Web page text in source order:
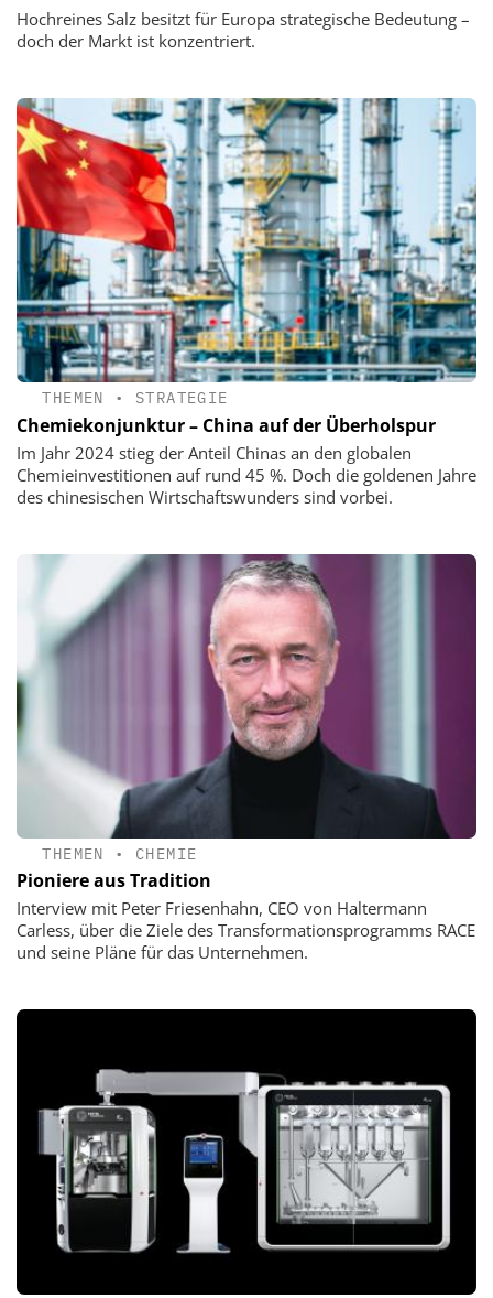
Hochreines Salz besitzt für Europa strategische Bedeutung –
doch der Markt ist konzentriert.
THEMEN • STRATEGIE
Chemiekonjunktur – China auf der Überholspur
Im Jahr 2024 stieg der Anteil Chinas an den globalen
Chemieinvestitionen auf rund 45 %. Doch die goldenen Jahre
des chinesischen Wirtschaftswunders sind vorbei.
THEMEN • CHEMIE
Pioniere aus Tradition
Interview mit Peter Friesenhahn, CEO von Haltermann
Carless, über die Ziele des Transformationsprogramms RACE
und seine Pläne für das Unternehmen.